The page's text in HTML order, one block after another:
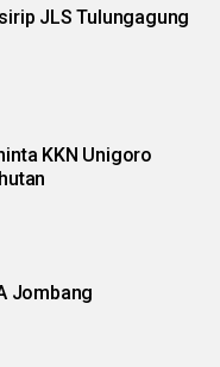
JLS Tulungagung
KKN Unigoro
Jombang